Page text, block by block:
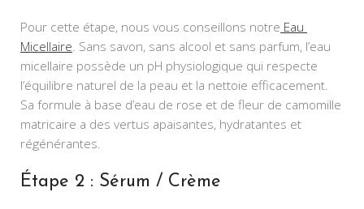
Pour cette étape, nous vous conseillons notre Eau
Micellaire. Sans savon, sans alcool et sans parfum, l’eau
micellaire possède un pH physiologique qui respecte
l’équilibre naturel de la peau et la nettoie efficacement.
Sa formule à base d’eau de rose et de fleur de camomille
matricaire a des vertus apaisantes, hydratantes et
régénérantes.
Étape 2 : Sérum / Crème